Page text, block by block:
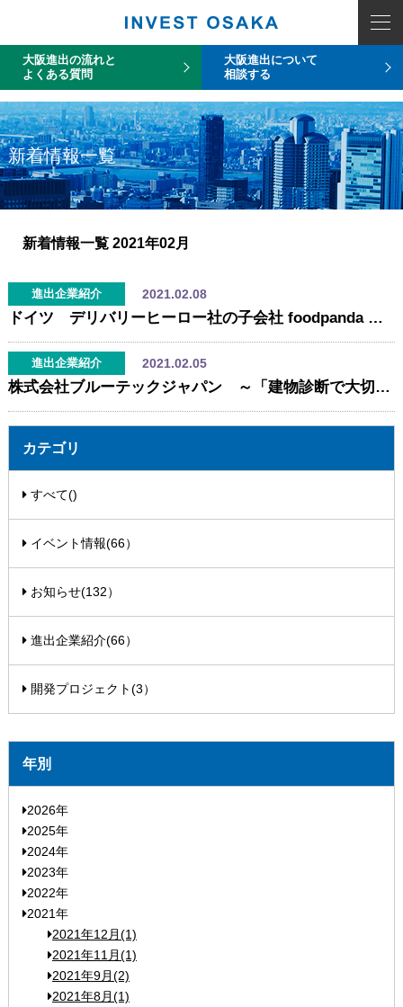
大阪進出の流れと
よくある質問
大阪進出について
相談する
新着情報一覧
新着情報一覧2021年02月
進出企業紹介 2021.02.08
ドイツ デリバリーヒーロー社の子会社 foodpanda が大阪事務所を開設
進出企業紹介 2021.02.05
株式会社ブルーテックジャパン ～「建物診断で大切な資産を守る」大阪支店を開設 ～
カテゴリ
すべて()
イベント情報(66）
お知らせ(132）
進出企業紹介(66）
開発プロジェクト(3）
年別
2026年
2025年
2024年
2023年
2022年
2021年
2021年12月(1)
2021年11月(1)
2021年9月(2)
2021年8月(1)